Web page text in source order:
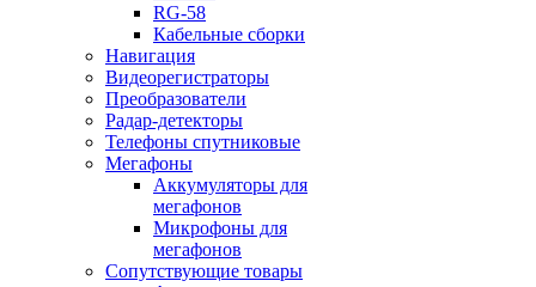
RG-58
Кабельные сборки
Навигация
Видеорегистраторы
Преобразователи
Радар-детекторы
Телефоны спутниковые
Мегафоны
Аккумуляторы для
мегафонов
Микрофоны для
мегафонов
Сопутствующие товары